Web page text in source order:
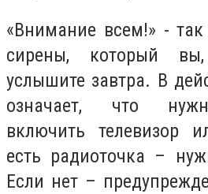
«Внимание всем!» - так
сирены, который
услышите завтра. В
означает, что
включить телевизор
есть радиоточка –
Если нет –